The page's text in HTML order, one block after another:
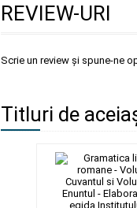
REVIEW-URI
Scrie un review și spune-ne
Titluri de